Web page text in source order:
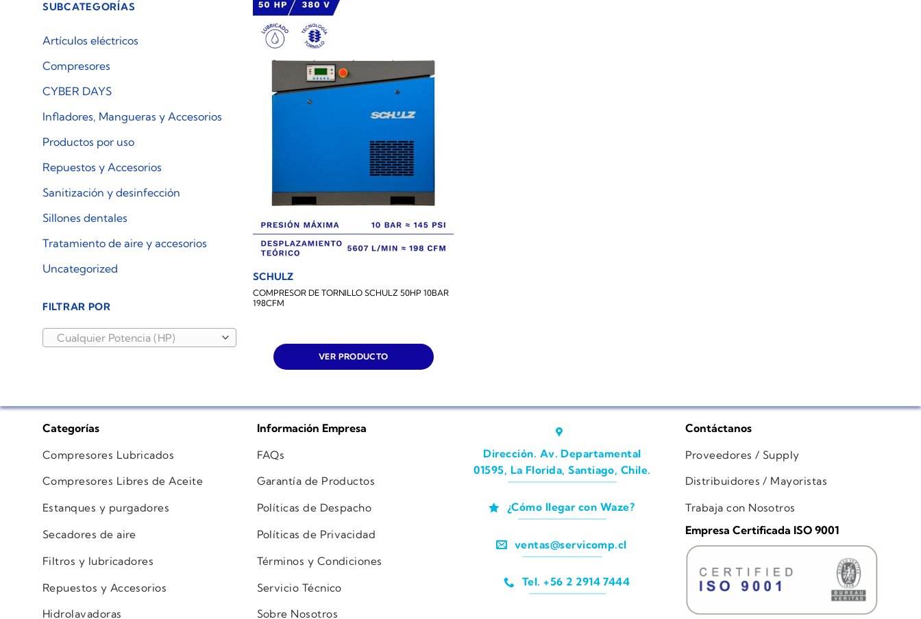
SUBCATEGORÍAS
Artículos eléctricos
Compresores
CYBER DAYS
Infladores, Mangueras y Accesorios
Productos por uso
Repuestos y Accesorios
Sanitización y desinfección
Sillones dentales
Tratamiento de aire y accesorios
Uncategorized
FILTRAR POR
Cualquier Potencia (HP)
SCHULZ
COMPRESOR DE TORNILLO SCHULZ 50HP 10BAR
198CFM
VER PRODUCTO
Categorías
Compresores Lubricados
Compresores Libres de Aceite
Estanques y purgadores
Secadores de aire
Filtros y lubricadores
Repuestos y Accesorios
Hidrolavadoras
Información Empresa
FAQs
Garantía de Productos
Políticas de Despacho
Políticas de Privacidad
Términos y Condiciones
Servicio Técnico
Sobre Nosotros
Dirección. Av. Departamental
01595, La Florida, Santiago, Chile.
¿Cómo llegar con Waze?
ventas@servicomp.cl
Tel. +56 2 2914 7444
Contáctanos
Proveedores / Supply
Distribuidores / Mayoristas
Trabaja con Nosotros
Empresa Certificada ISO 9001